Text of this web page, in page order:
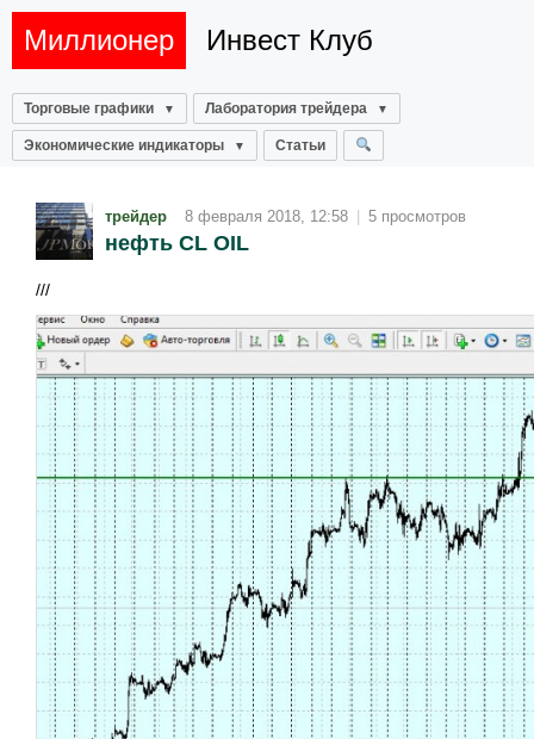
Миллионер Инвест Клуб
Торговые графики Лаборатория трейдера
Экономические индикаторы Статьи
трейдер 8 февраля 2018, 12:58 | 5 просмотров
нефть CL OIL
///